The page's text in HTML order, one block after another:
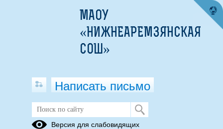
НОКО
МАОУ
«НИЖНЕАРЕМЗЯНСКАЯ
СОШ»
Написать письмо
Версия для слабовидящих